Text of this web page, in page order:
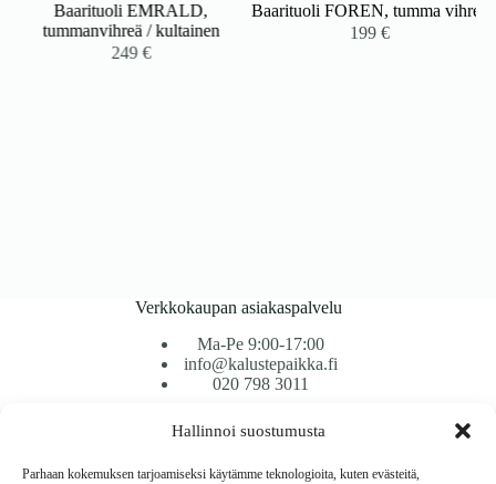
Hallinnoi suostumusta
Parhaan kokemuksen tarjoamiseksi käytämme teknologioita, kuten evästeitä,
Baarituoli EMRALD,
tummanvihreä / kultainen
249€
Baarituoli FOREN, tumma vihreä
199€
Verkkokaupan asiakaspalvelu
Ma-Pe 9:00-17:00
info@kalustepaikka.fi
020 798 3011
Tavarantoimitus / Maksutavat
Toimitustavat